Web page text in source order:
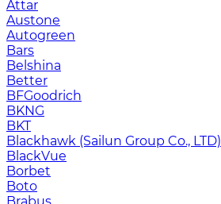
Attar
Austone
Autogreen
Bars
Belshina
Better
BFGoodrich
BKNG
BKT
Blackhawk (Sailun Group Co., LTD)
BlackVue
Borbet
Boto